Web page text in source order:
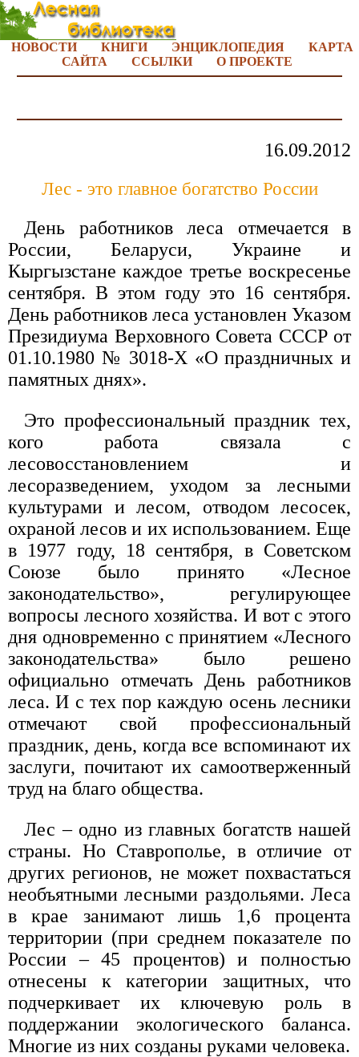
НОВОСТИ КНИГИ ЭНЦИКЛОПЕДИЯ
КАРТА
САЙТА
ССЫЛКИ О ПРОЕКТЕ
16.09.2012
Лес - это главное богатство России
День работников леса отмечается в
России, Беларуси, Украине и
Кыргызстане каждое третье воскресенье
сентября. В этом году это 16 сентября.
День работников леса установлен Указом
Президиума Верховного Совета СССР от
01.10.1980 № 3018-Х «О праздничных и
памятных днях».
Это профессиональный праздник тех,
кого работа связала с
лесовосстановлением и
лесоразведением, уходом за лесными
культурами и лесом, отводом лесосек,
охраной лесов и их использованием. Еще
в 1977 году, 18 сентября, в Советском
Союзе было принято «Лесное
законодательство», регулирующее
вопросы лесного хозяйства. И вот с этого
дня одновременно с принятием «Лесного
законодательства» было решено
официально отмечать День работников
леса. И с тех пор каждую осень лесники
отмечают свой профессиональный
праздник, день, когда все вспоминают их
заслуги, почитают их самоотверженный
труд на благо общества.
Лес – одно из главных богатств нашей
страны. Но Ставрополье, в отличие от
других регионов, не может похвастаться
необъятными лесными раздольями. Леса
в крае занимают лишь 1,6 процента
территории (при среднем показателе по
России – 45 процентов) и полностью
отнесены к категории защитных, что
подчеркивает их ключевую роль в
поддержании экологического баланса.
Многие из них созданы руками человека.